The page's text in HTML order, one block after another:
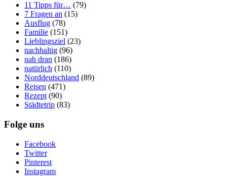
11 Tipps für… (79)
7 Fragen an (15)
Ausflug (78)
Familie (151)
Lieblingsziel (23)
nachhaltig (96)
nah dran (186)
natürlich (110)
Norddeutschland (89)
Reisen (471)
Rezept (90)
Städtetrip (83)
Folge uns
Facebook
Twitter
Pinterest
Instagram